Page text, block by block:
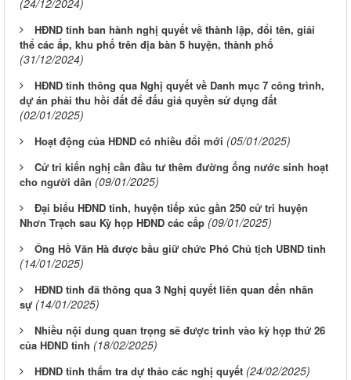
(24/12/2024)
HĐND tỉnh ban hành nghị quyết về thành lập, đổi tên, giải
thể các ấp, khu phố trên địa bàn 5 huyện, thành phố
(31/12/2024)
HĐND tỉnh thông qua Nghị quyết về Danh mục 7 công trình,
dự án phải thu hồi đất để đấu giá quyền sử dụng đất
(02/01/2025)
Hoạt động của HĐND có nhiều đổi mới (05/01/2025)
Cử tri kiến nghị cần đầu tư thêm đường ống nước sinh hoạt
cho người dân (09/01/2025)
Đại biểu HĐND tỉnh, huyện tiếp xúc gần 250 cử tri huyện
Nhơn Trạch sau Kỳ họp HĐND các cấp (09/01/2025)
Ông Hồ Văn Hà được bầu giữ chức Phó Chủ tịch UBND tỉnh
(14/01/2025)
HĐND tỉnh đã thông qua 3 Nghị quyết liên quan đến nhân
sự (14/01/2025)
Nhiều nội dung quan trọng sẽ được trình vào kỳ họp thứ 26
của HĐND tỉnh (18/02/2025)
HĐND tỉnh thẩm tra dự thảo các nghị quyết (24/02/2025)